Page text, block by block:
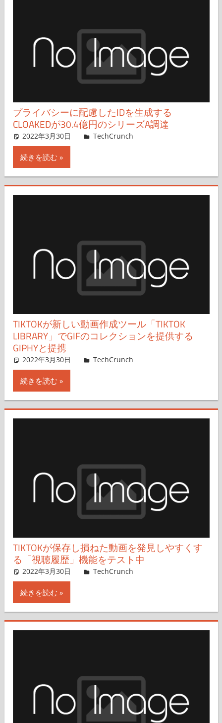
プライバシーに配慮したIDを生成する
CLOAKEDが30.4億円のシリーズA調達
2022年3月30日 Carly Page,sako
TechCrunch
続きを読む
TIKTOKが新しい動画作成ツール「TIKTOK
LIBRARY」でGIFのコレクションを提供する
GIPHYと提携
2022年3月30日 Sarah Perez,Nariko Mizoguchi
TechCrunch
続きを読む
TIKTOKが保存し損ねた動画を発見しやすくす
る「視聴履歴」機能をテスト中
2022年3月30日 Hirokazu Kusakabe,Aisha Malik
TechCrunch
続きを読む